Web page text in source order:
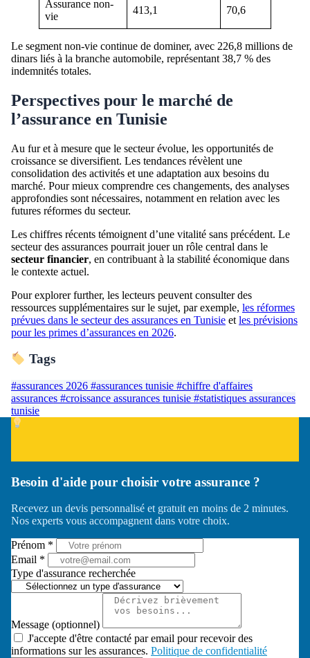
Assurance non-
vie
413,1 70,6
Le segment non-vie continue de dominer, avec 226,8 millions de
dinars liés à la branche automobile, représentant 38,7 % des
indemnités totales.
Perspectives pour le marché de
l’assurance en Tunisie
Au fur et à mesure que le secteur évolue, les opportunités de
croissance se diversifient. Les tendances révèlent une
consolidation des activités et une adaptation aux besoins du
marché. Pour mieux comprendre ces changements, des analyses
approfondies sont nécessaires, notamment en relation avec les
futures réformes du secteur.
Les chiffres récents témoignent d’une vitalité sans précédent. Le
secteur des assurances pourrait jouer un rôle central dans le
secteur financier, en contribuant à la stabilité économique dans
le contexte actuel.
Pour explorer further, les lecteurs peuvent consulter des
ressources supplémentaires sur le sujet, par exemple, les réformes
prévues dans le secteur des assurances en Tunisie et les prévisions
pour les primes d’assurances en 2026.
Tags
#assurances 2026 #assurances tunisie #chiffre d'affaires
assurances #croissance assurances tunisie #statistiques assurances
tunisie
Besoin d'aide pour choisir votre assurance ?
Recevez un devis personnalisé et gratuit en moins de 2 minutes.
Nos experts vous accompagnent dans votre choix.
Prénom *
Email *
Type d'assurance recherchée
Message (optionnel)
J'accepte d'être contacté par email pour recevoir des
informations sur les assurances. Politique de confidentialité